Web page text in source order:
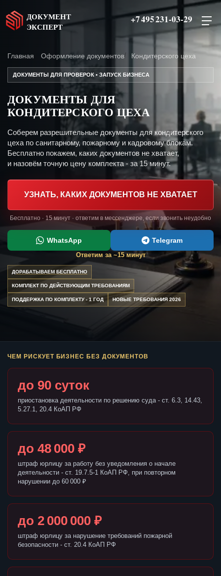
ДОКУМЕНТ
ЭКСПЕРТ
+7 495 231-03-29
Главная Оформление документов Кондитерского цеха
ДОКУМЕНТЫ ДЛЯ ПРОВЕРОК • ЗАПУСК БИЗНЕСА
ДОКУМЕНТЫ ДЛЯ
КОНДИТЕРСКОГО ЦЕХА
Соберем разрешительные документы для кондитерского
цеха по санитарному, пожарному и кадровому блокам.
Бесплатно покажем, каких документов не хватает,
и назовём точную цену комплекта - за 15 минут.
УЗНАТЬ, КАКИХ ДОКУМЕНТОВ НЕ ХВАТАЕТ
Бесплатно · 15 минут · ответим в мессенджере, если звонить неудобно
WhatsApp Telegram
Ответим за ~15 минут
ДОРАБАТЫВАЕМ БЕСПЛАТНО
КОМПЛЕКТ ПО ДЕЙСТВУЮЩИМ ТРЕБОВАНИЯМ
ПОДДЕРЖКА ПО КОМПЛЕКТУ - 1 ГОД НОВЫЕ ТРЕБОВАНИЯ 2026
ЧЕМ РИСКУЕТ БИЗНЕС БЕЗ ДОКУМЕНТОВ
до 90 суток
приостановка деятельности по решению суда - ст. 6.3, 14.43,
5.27.1, 20.4 КоАП РФ
до 48 000 ₽
штраф юрлицу за работу без уведомления о начале
деятельности - ст. 19.7.5-1 КоАП РФ, при повторном
нарушении до 60 000 ₽
до 2 000 000 ₽
штраф юрлицу за нарушение требований пожарной
безопасности - ст. 20.4 КоАП РФ